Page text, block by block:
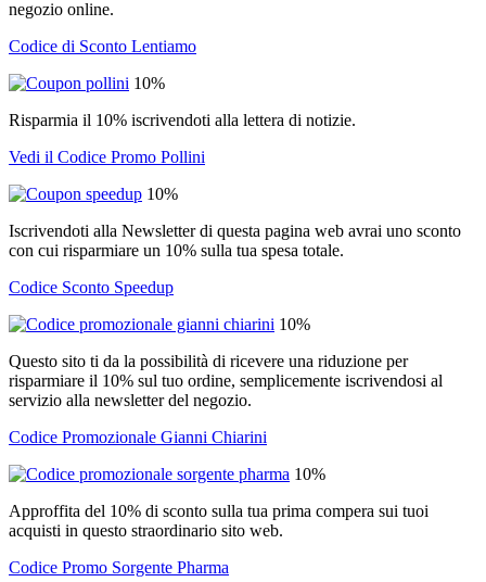
negozio online.
Codice di Sconto Lentiamo
10%
Risparmia il 10% iscrivendoti alla lettera di notizie.
Vedi il Codice Promo Pollini
10%
Iscrivendoti alla Newsletter di questa pagina web avrai uno sconto
con cui risparmiare un 10% sulla tua spesa totale.
Codice Sconto Speedup
10%
Questo sito ti da la possibilità di ricevere una riduzione per
risparmiare il 10% sul tuo ordine, semplicemente iscrivendosi al
servizio alla newsletter del negozio.
Codice Promozionale Gianni Chiarini
10%
Approffita del 10% di sconto sulla tua prima compera sui tuoi
acquisti in questo straordinario sito web.
Codice Promo Sorgente Pharma